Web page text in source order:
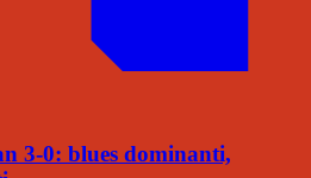
3-0: blues dominanti,